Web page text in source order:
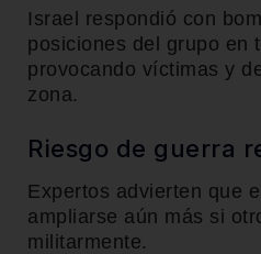
Israel respondió con
posiciones del grupo en
provocando víctimas y
zona.
Riesgo de guerra
Expertos advierten que
ampliarse aún más si
militarmente.